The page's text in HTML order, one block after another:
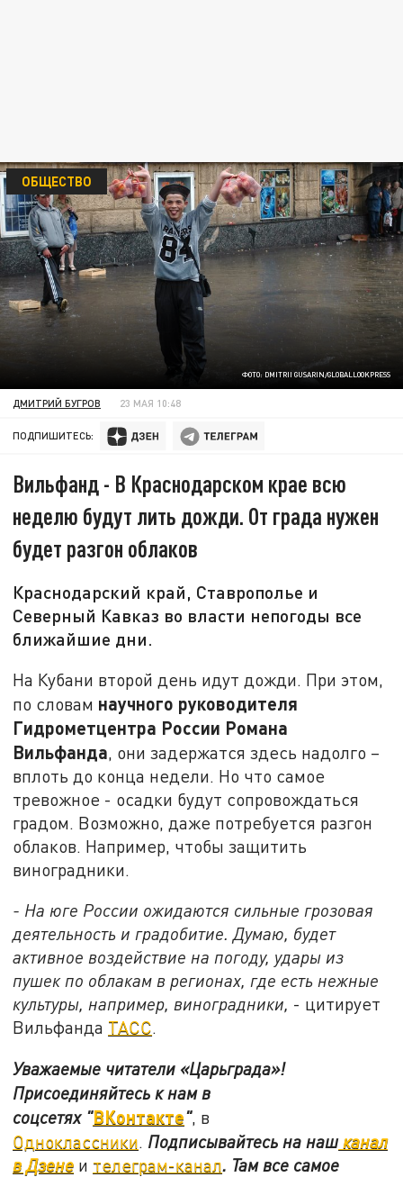
ФОТО: DMITRII GUSARIN/GLOBALLOOKPRESS
ОБЩЕСТВО
ДМИТРИЙ БУГРОВ 23 МАЯ 10:48
ПОДПИШИТЕСЬ:
Вильфанд - В Краснодарском крае всю
неделю будут лить дожди. От града нужен
будет разгон облаков
Краснодарский край, Ставрополье и
Северный Кавказ во власти непогоды все
ближайшие дни.
На Кубани второй день идут дожди. При этом,
по словам научного руководителя
Гидрометцентра России Романа
Вильфанда, они задержатся здесь надолго –
вплоть до конца недели. Но что самое
тревожное - осадки будут сопровождаться
градом. Возможно, даже потребуется разгон
облаков. Например, чтобы защитить
виноградники.
- На юге России ожидаются сильные грозовая
деятельность и градобитие. Думаю, будет
активное воздействие на погоду, удары из
пушек по облакам в регионах, где есть нежные
культуры, например, виноградники, - цитирует
Вильфанда ТАСС.
Уважаемые читатели «Царьграда»!
Присоединяйтесь к нам в
соцсетях "ВКонтакте", в
Одноклассники. Подписывайтесь на нашканал
в Дзене и телеграм-канал. Там все самое